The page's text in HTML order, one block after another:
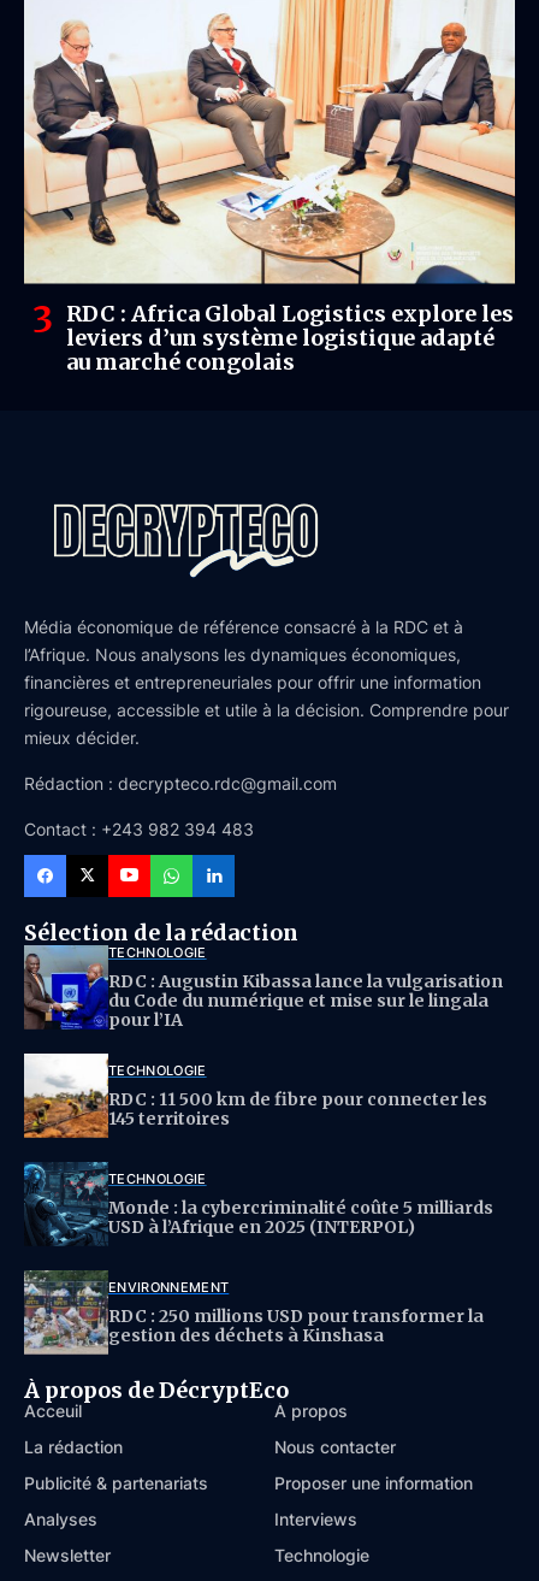
RDC : Africa Global Logistics explore les
leviers d’un système logistique adapté
au marché congolais
Média économique de référence consacré à la RDC et à
l’Afrique. Nous analysons les dynamiques économiques,
financières et entrepreneuriales pour offrir une information
rigoureuse, accessible et utile à la décision. Comprendre pour
mieux décider.
Rédaction : decrypteco.rdc@gmail.com
Contact : +243 982 394 483
Sélection de la rédaction
TECHNOLOGIE
RDC : Augustin Kibassa lance la vulgarisation
du Code du numérique et mise sur le lingala
pour l’IA
TECHNOLOGIE
RDC : 11 500 km de fibre pour connecter les
145 territoires
TECHNOLOGIE
Monde : la cybercriminalité coûte 5 milliards
USD à l’Afrique en 2025 (INTERPOL)
ENVIRONNEMENT
RDC : 250 millions USD pour transformer la
gestion des déchets à Kinshasa
À propos de DécryptEco
Acceuil
À propos
La rédaction
Nous contacter
Publicité & partenariats
Proposer une information
Analyses
Interviews
Newsletter
Technologie